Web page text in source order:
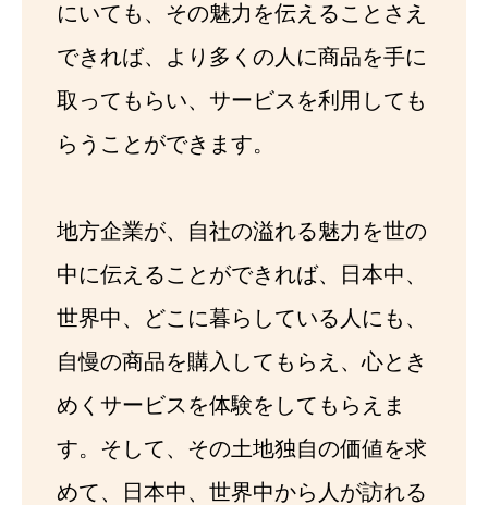
にいても、その魅力を伝えることさえ
できれば、より多くの人に商品を手に
取ってもらい、サービスを利用しても
らうことができます。
地方企業が、自社の溢れる魅力を世の
中に伝えることができれば、日本中、
世界中、どこに暮らしている人にも、
自慢の商品を購入してもらえ、心とき
めくサービスを体験をしてもらえま
す。そして、その土地独自の価値を求
めて、日本中、世界中から人が訪れる